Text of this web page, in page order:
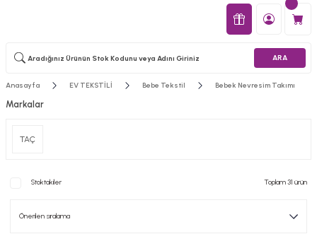
ARA
Anasayfa EV TEKSTİLİ Bebe Tekstil Bebek Nevresim Takımı
Markalar
TAÇ
Stoktakiler Toplam 31 ürün